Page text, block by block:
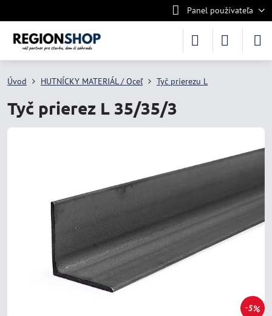
Panel používateľa
5%
Úvod HUTNÍCKY MATERIÁL / Oceľ Tyč prierezu L
Tyč prierez L 35/35/3